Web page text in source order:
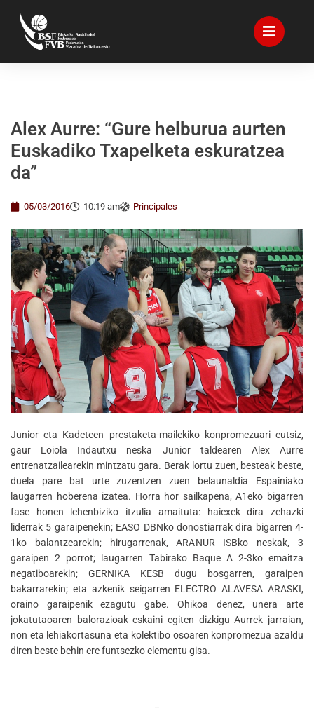
Alex Aurre: “Gure helburua aurten
Euskadiko Txapelketa eskuratzea
da”
05/03/2016 10:19 am Principales
Junior eta Kadeteen prestaketa-mailekiko konpromezuari eutsiz,
gaur Loiola Indautxu neska Junior taldearen Alex Aurre
entrenatzailearekin mintzatu gara. Berak lortu zuen, besteak beste,
duela pare bat urte zuzentzen zuen belaunaldia Espainiako
laugarren hoberena izatea. Horra hor sailkapena, A1eko bigarren
fase honen lehenbiziko itzulia amaituta: haiexek dira zehazki
liderrak 5 garaipenekin; EASO DBNko donostiarrak dira bigarren 4-
1ko balantzearekin; hirugarrenak, ARANUR ISBko neskak, 3
garaipen 2 porrot; laugarren Tabirako Baque A 2-3ko emaitza
negatiboarekin; GERNIKA KESB dugu bosgarren, garaipen
bakarrarekin; eta azkenik seigarren ELECTRO ALAVESA ARASKI,
oraino garaipenik ezagutu gabe. Ohikoa denez, unera arte
jokatutaoaren balorazioak eskaini egiten dizkigu Aurrek jarraian,
non eta lehiakortasuna eta kolektibo osoaren konpromezua azaldu
diren beste behin ere funtsezko elementu gisa.